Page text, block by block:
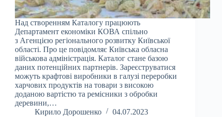
Над створенням Каталогу працюють
Департамент економіки КОВА спільно
з Агенцією регіонального розвитку Київської
області. Про це повідомляє Київська обласна
військова адміністрація. Каталог стане базою
даних потенційних партнерів. Зареєструватися
можуть крафтові виробники в галузі переробки
харчових продуктів на товари з високою
доданою вартістю та ремісники з обробки
деревини,…
Кирило Дорошенко
04.07.2023